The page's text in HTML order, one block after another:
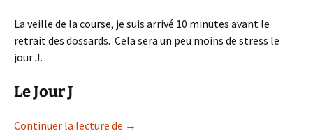
La veille de la course, je suis arrivé 10 minutes avant le
retrait des dossards. Cela sera un peu moins de stress le
jour J.
Le Jour J
Continuer la lecture de Retour sur les 20 Kilomètres de
→